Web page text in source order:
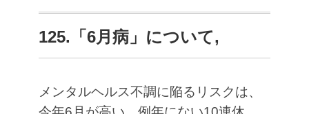
125.「6月病」について,
メンタルヘルス不調に陥るリスクは、